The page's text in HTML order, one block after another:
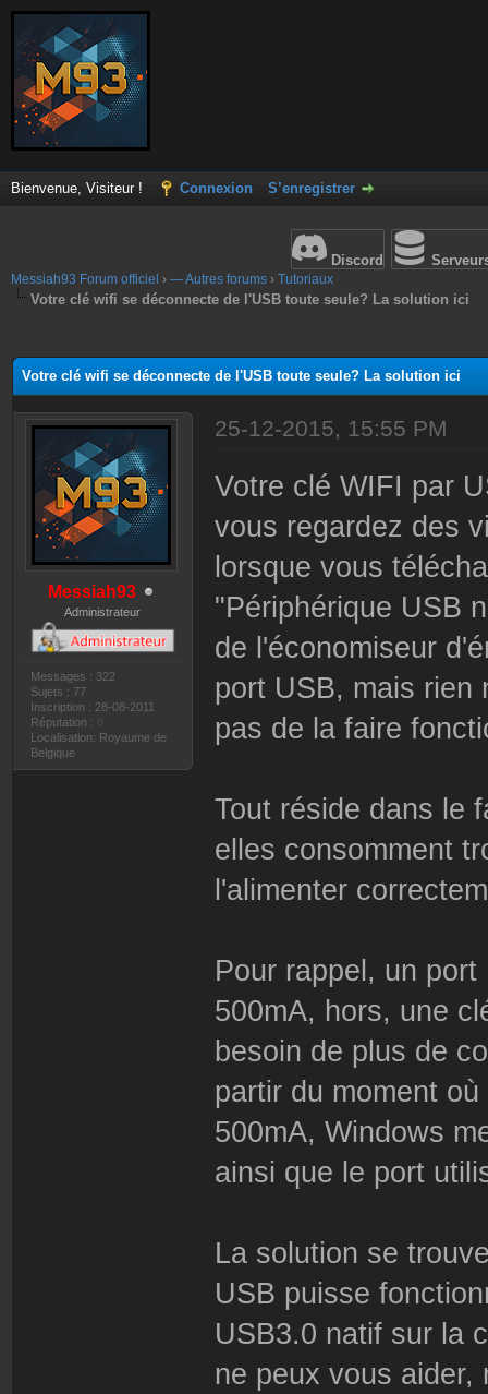
Bienvenue, Visiteur ! Connexion S’enregistrer
Discord
Messiah93 Forum officiel › — Autres forums › Tutoriaux
Votre clé wifi se déconnecte de l'USB toute seule? La solution ici
Votre clé wifi se déconnecte de l'USB toute seule? La solution ici
Messiah93
Administrateur
Messages : 322
Sujets : 77
Inscription : 28-08-2011
Réputation :
Localisation: Royaume de
Belgique
25-12-2015, 15:55 PM
Votre clé WIFI par
vous regardez des
lorsque vous
"Périphérique USB
de l'économiseur
port USB, mais rien
pas de la faire
Tout réside dans le
elles consomment
l'alimenter
Pour rappel, un
500mA, hors, une
besoin de plus de
partir du moment
500mA, Windows
ainsi que le port
La solution se
USB puisse
USB3.0 natif sur la
ne peux vous